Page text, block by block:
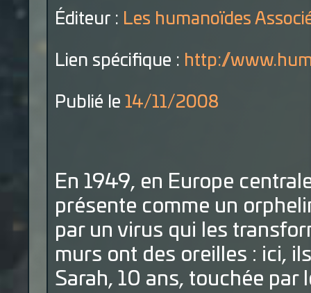
Éditeur : Les humanoïdes
Lien spécifique : http://
Publié le 14/11/2008
En 1949, en Europe
présente comme un
par un virus qui les
murs ont des oreilles : ici,
Sarah, 10 ans, touchée